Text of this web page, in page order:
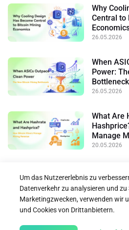
Why
Central to
26.05.2026
When
Power:
Bottleneck
26.05.2026
What Are
Manage
20.05.2026
Um das Nutzererlebnis zu
Datenverkehr zu analysieren und zu
Marketingzwecken, verwenden wir
und Cookies von Drittanbietern.